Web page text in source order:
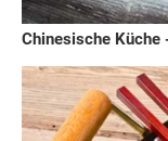
Chinesische